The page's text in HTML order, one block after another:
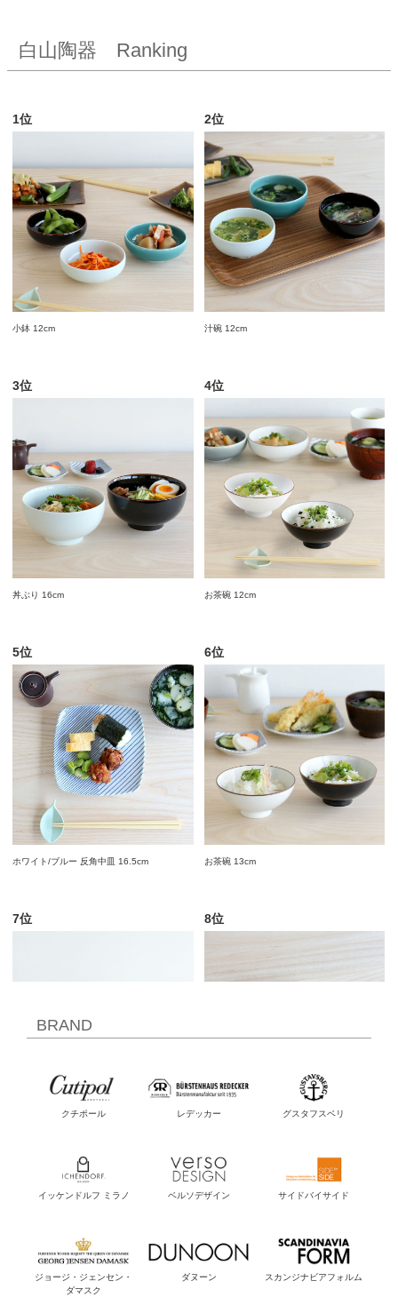
BRAND
クチポール レデッカー グスタフスベリ
イッケンドルフ ミラノ ベルソデザイン サイドバイサイド
ジョージ・ジェンセン・
ダマスク
ダヌーン スカンジナビアフォルム